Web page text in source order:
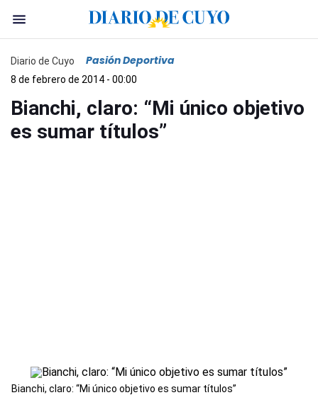
Diario de Cuyo Pasión Deportiva
8 de febrero de 2014 - 00:00
Bianchi, claro: “Mi único objetivo
es sumar títulos”
Bianchi, claro: “Mi único objetivo es sumar títulos”